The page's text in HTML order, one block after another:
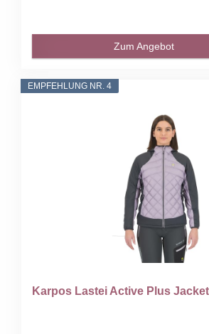
Zum Angebot
EMPFEHLUNG NR. 4
Karpos Lastei Active Plus